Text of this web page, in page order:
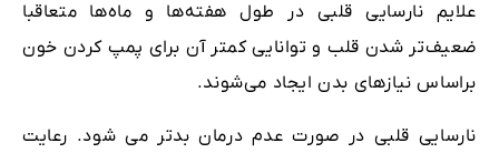
علایم نارسایی قلبی در طول هفته‌ها و ماه‌ها متعاقبا
ضعیف‌تر شدن قلب و توانایی کمتر آن برای پمپ کردن خون
براساس نیازهای بدن ایجاد می‌شوند.
نارسایی قلبی در صورت عدم درمان بدتر می شود. رعایت